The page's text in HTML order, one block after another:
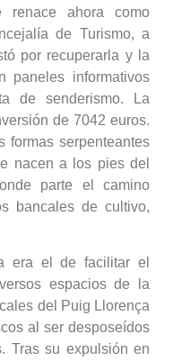
renace ahora como
de Turismo, a
por recuperarla y la
paneles informativos
de senderismo. La
de 7042 euros.
formas serpenteantes
nacen a los pies del
parte el camino
bancales de cultivo,
era el de facilitar el
espacios de la
del Puig Llorença
al ser desposeídos
Tras su expulsión en